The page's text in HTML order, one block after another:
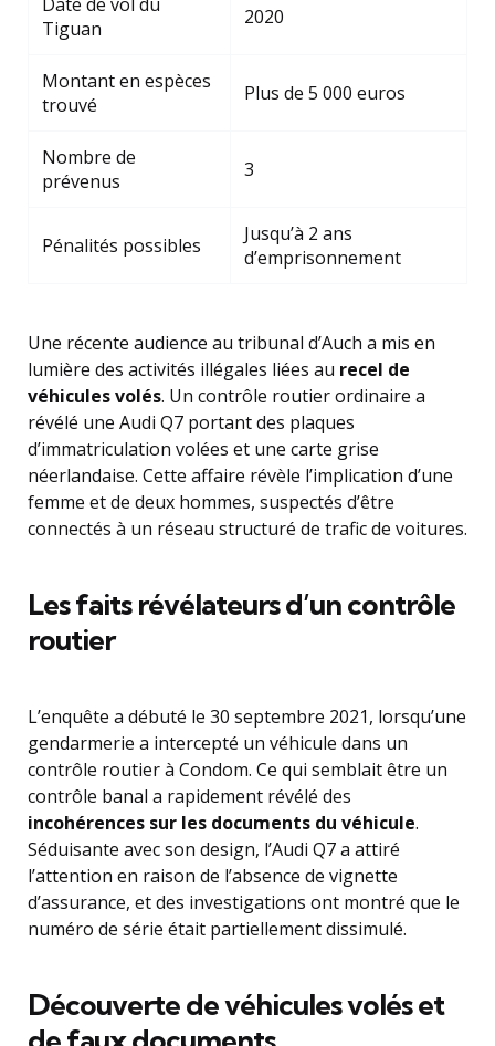
Tiguan
2020
Montant en espèces
trouvé
Plus de 5 000 euros
Nombre de
prévenus
3
Pénalités possibles
Jusqu’à 2 ans
d’emprisonnement
Une récente audience au tribunal d’Auch a mis en
lumière des activités illégales liées au recel de
véhicules volés. Un contrôle routier ordinaire a
révélé une Audi Q7 portant des plaques
d’immatriculation volées et une carte grise
néerlandaise. Cette affaire révèle l’implication d’une
femme et de deux hommes, suspectés d’être
connectés à un réseau structuré de trafic de voitures.
Les faits révélateurs d’un contrôle
routier
L’enquête a débuté le 30 septembre 2021, lorsqu’une
gendarmerie a intercepté un véhicule dans un
contrôle routier à Condom. Ce qui semblait être un
contrôle banal a rapidement révélé des
incohérences sur les documents du véhicule.
Séduisante avec son design, l’Audi Q7 a attiré
l’attention en raison de l’absence de vignette
d’assurance, et des investigations ont montré que le
numéro de série était partiellement dissimulé.
Découverte de véhicules volés et